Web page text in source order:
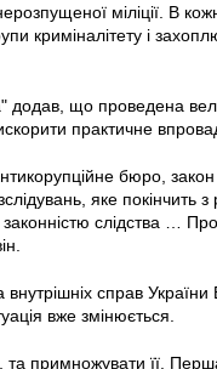
міліції. В
криміналітету і
що проведена
практичне
бюро,
яке покінчить
законністю слідства …
справ
вже змінюється.
та примножувати її.